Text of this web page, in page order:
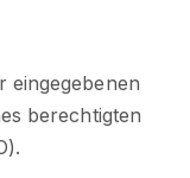
eingegebenen
berechtigten